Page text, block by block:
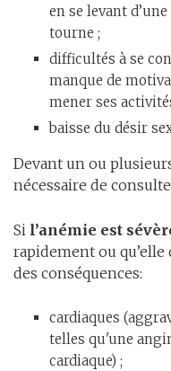
en se levant
tourne ;
difficultés à se
manque de
mener ses
baisse du désir
Devant un ou
nécessaire de
Si l’anémie est
rapidement ou
des conséquences:
cardiaques
telles qu'une
cardiaque) ;